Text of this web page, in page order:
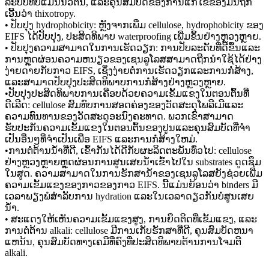
ລະບົບທີ່ບໍ່ແມ່ນນິວຕັນ, ແລະຄຸນສົມບັດຂອງການແກ້ໄຂຂອງມັນຖືກ
ເອີ້ນວ່າ thixotropy.
• ປັບປຸງ hydrophobicity: ຫຼັງຈາກເພີ່ມ cellulose, hydrophobicity ຂອງ
EIFS ໄດ້ປັບປຸງ, ປະສິດທິພາບ waterproofing ເພີ່ມຂຶ້ນຢ່າງຫຼວງຫຼາຍ.
• ປັບປຸງຄວາມສາມາດໃນການເຮັດວຽກ: ການປັບລະດັບທີ່ດີຂຶ້ນແລະ
ການຫຼຸດຜ່ອນຄວາມຫນຽວຂອງເຊນລູໂລສສາມາດຖືກນໍາໃຊ້ໄດ້ຢ່າງ
ງ່າຍດາຍກັບກາວ EIFS, ເຊິ່ງງ່າຍຕໍ່ການເຮັດວຽກແລະການກໍ່ສ້າງ,
ແລະສາມາດປັບປຸງປະສິດທິພາບການກໍ່ສ້າງຢ່າງຫຼວງຫຼາຍ.
•ປັບປຸງປະສິດທິພາບການເຄືອບດ້ວຍຄວາມເຂັ້ມແຂງໃນຕອນຕົ້ນທີ່
ດີເລີດ: cellulose ສົມທົບການສອດຄ່ອງຂອງວັດສະດຸໂພລີເມີແລະ
ຄວາມທົນທານຂອງວັດສະດຸອະນົງຄະທາດ. ພວກເຂົາສາມາດ
ຮັບປະກັນຄວາມເຂັ້ມແຂງໃນຕອນຕົ້ນຂອງປູນແລະຄຸນສົມບັດທີ່ຈໍາ
ເປັນອື່ນໆທີ່ຈໍາເປັນເພື່ອ EIFS ແລະການກໍ່ສ້າງໃຫມ່.
•ການຕໍ່ຕ້ານນ້ໍາທີ່ດີ, ເຂົ້າກັນໄດ້ດີກັບຜະລິດຕະພັນທົ່ວໄປ: cellulose
ຢ່າງຫຼວງຫຼາຍຫຼຸດຜ່ອນການສູນເສຍນ້ໍາເຂົ້າໄປໃນ substrates ດູດຊຶມ
ໃນສູດ. ຄວາມສາມາດໃນການຮັກສານ້ໍາຂອງເຊນລູໂລສຍັງຊ່ວຍເພີ່ມ
ຄວາມເຂັ້ມແຂງຂອງກາວຂອງກາວ EIFS. ນີ້ແມ່ນຍ້ອນວ່າ binders ມີ
ເວລາພຽງພໍສໍາລັບການ hydration ແລະໃນເວລາດຽວກັນບໍ່ສູນເສຍ
ນ້ໍາ.
• ສະແດງໃຫ້ເຫັນຄວາມເຂັ້ມແຂງສູງ, ການຍຶດຕິດທີ່ເຂັ້ມແຂງ, ແລະ
ການຕໍ່ຕ້ານ alkali: cellulose ມີການເກັບຮັກສາທີ່ດີ, ຄຸນສົມບັດຫນາ
ແຫນ້ນ, ຄຸນສົມບັດທາງເຄມີທີ່ຄົງທີ່ປະສິດທິພາບຕ້ານການໂຈມຕີ
alkali.